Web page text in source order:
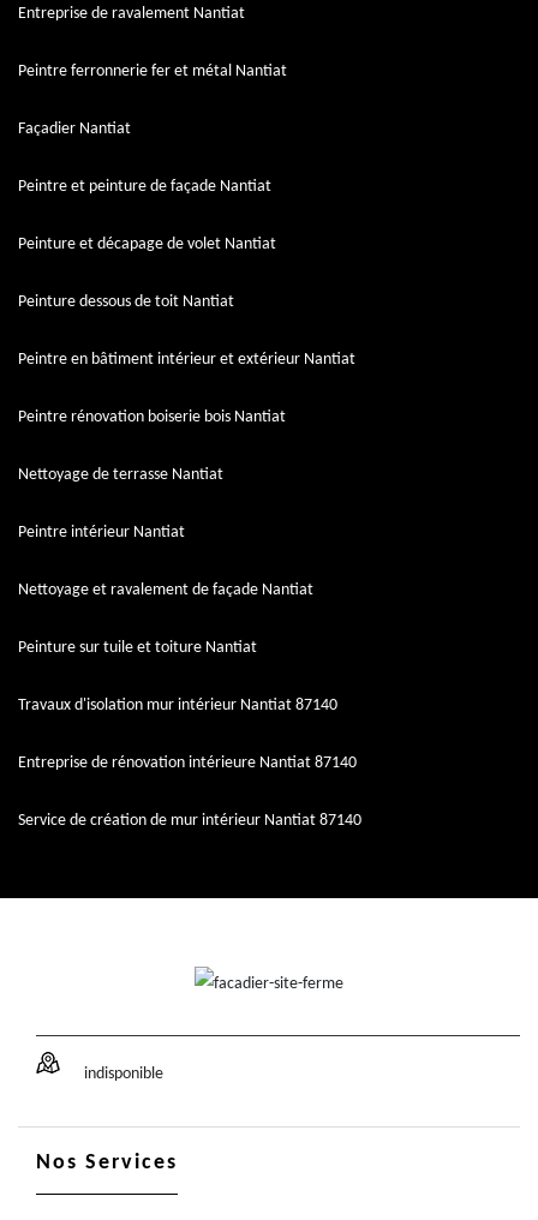
Entreprise de ravalement Nantiat
Peintre ferronnerie fer et métal Nantiat
Façadier Nantiat
Peintre et peinture de façade Nantiat
Peinture et décapage de volet Nantiat
Peinture dessous de toit Nantiat
Peintre en bâtiment intérieur et extérieur Nantiat
Peintre rénovation boiserie bois Nantiat
Nettoyage de terrasse Nantiat
Peintre intérieur Nantiat
Nettoyage et ravalement de façade Nantiat
Peinture sur tuile et toiture Nantiat
Travaux d'isolation mur intérieur Nantiat 87140
Entreprise de rénovation intérieure Nantiat 87140
Service de création de mur intérieur Nantiat 87140
indisponible
Nos Services